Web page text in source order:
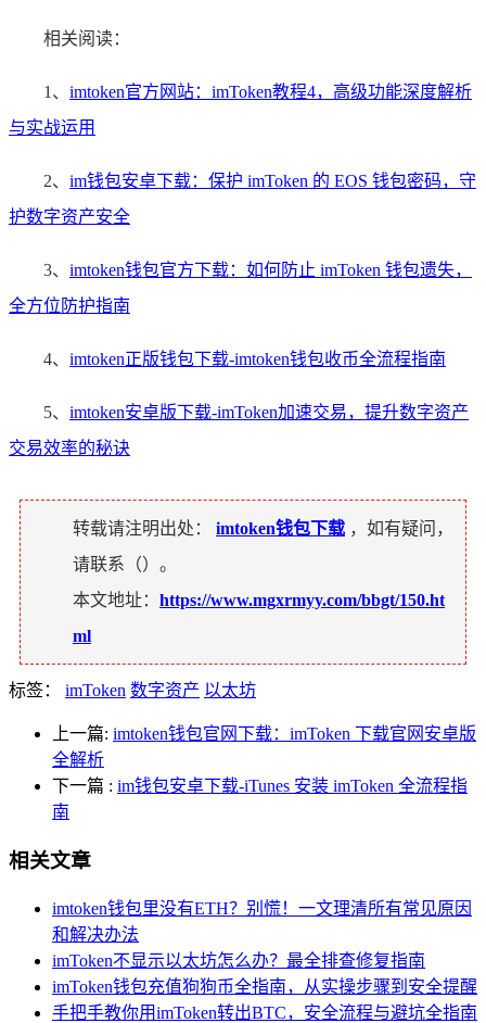
相关阅读：
1、 imtoken官方网站：imToken教程4，高级功能深度解析
与实战运用
2、 im钱包安卓下载：保护 imToken 的 EOS 钱包密码，守
护数字资产安全
3、 imtoken钱包官方下载：如何防止 imToken 钱包遗失，
全方位防护指南
4、 imtoken正版钱包下载-imtoken钱包收币全流程指南
5、 imtoken安卓版下载-imToken加速交易，提升数字资产
交易效率的秘诀
转载请注明出处： imtoken钱包下载 ，如有疑问，
请联系（）。
本文地址： https://www.mgxrmyy.com/bbgt/150.ht
ml
标签： imToken 数字资产 以太坊
上一篇: imtoken钱包官网下载：imToken 下载官网安卓版
全解析
下一篇 : im钱包安卓下载-iTunes 安装 imToken 全流程指
南
相关文章
imtoken钱包里没有ETH？别慌！一文理清所有常见原因
和解决办法
imToken不显示以太坊怎么办？最全排查修复指南
imToken钱包充值狗狗币全指南，从实操步骤到安全提醒
手把手教你用imToken转出BTC，安全流程与避坑全指南